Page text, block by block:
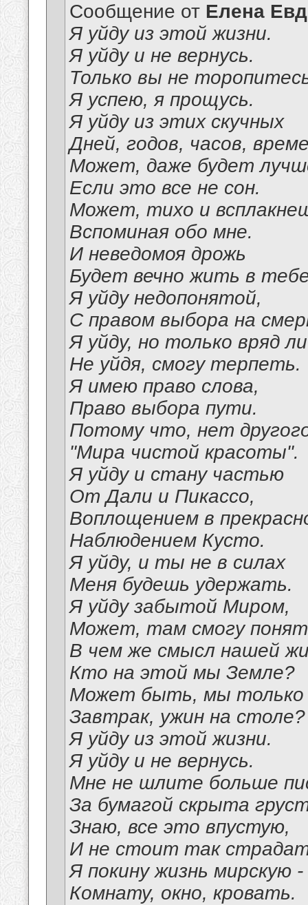
Сообщение от Елена
Я уйду из этой жизни.
Я уйду и не вернусь.
Только вы не
Я успею, я прощусь.
Я уйду из этих скучных
Дней, годов, часов,
Может, даже будет
Если это все не сон.
Может, тихо и
Вспоминая обо мне.
И неведомоя дрожь
Будет вечно жить в
Я уйду недопонятой,
С правом выбора на
Я уйду, но только вряд ли
Не уйдя, смогу терпеть.
Я имею право слова,
Право выбора пути.
Потому что, нет
"Мира чистой красоты".
Я уйду и стану частью
От Дали и Пикассо,
Воплощением в
Наблюдением Кусто.
Я уйду, и ты не в силах
Меня будешь удержать.
Я уйду забытой Миром,
Может, там смогу
В чем же смысл нашей
Кто на этой мы Земле?
Может быть, мы только
Завтрак, ужин на столе?
Я уйду из этой жизни.
Я уйду и не вернусь.
Мне не шлите больше
За бумагой скрыта
Знаю, все это впустую,
И не стоит так
Я покину жизнь мирскую -
Комнату, окно, кровать.